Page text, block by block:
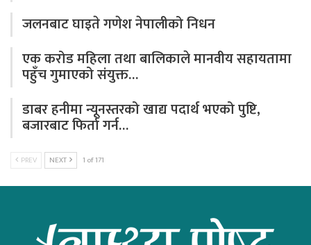
जलनबाट घाइते गणेश नेपालीको निधन
एक करोड महिला तथा बालिकाले मानवीय सहायतामा
पहुँच गुमाएको संयुक्त…
डाबर हनीमा न्यूनस्तरको खाद्य पदार्थ भएको पुष्टि,
बजारबाट फिर्ता गर्न…
PREV NEXT 1 of 171